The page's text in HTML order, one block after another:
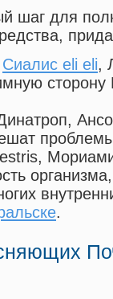
шаг для
Сиалис eli eli,
.